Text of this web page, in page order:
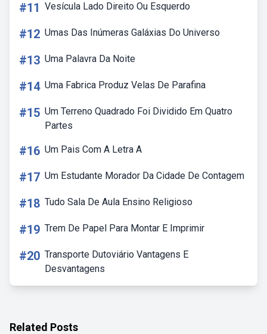
#11 Vesícula Lado Direito Ou Esquerdo
#12 Umas Das Inúmeras Galáxias Do Universo
#13 Uma Palavra Da Noite
#14 Uma Fabrica Produz Velas De Parafina
#15 Um Terreno Quadrado Foi Dividido Em Quatro
Partes
#16 Um Pais Com A Letra A
#17 Um Estudante Morador Da Cidade De Contagem
#18 Tudo Sala De Aula Ensino Religioso
#19 Trem De Papel Para Montar E Imprimir
#20 Transporte Dutoviário Vantagens E
Desvantagens
Related Posts